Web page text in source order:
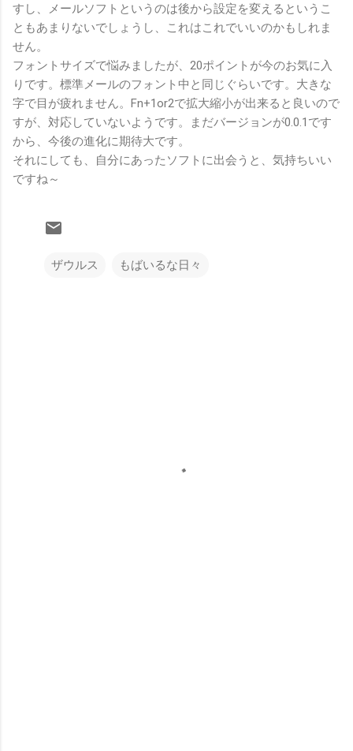
すし、メールソフトというのは後から設定を変えるというこ
ともあまりないでしょうし、これはこれでいいのかもしれま
せん。
フォントサイズで悩みましたが、20ポイントが今のお気に入
りです。標準メールのフォント中と同じぐらいです。大きな
字で目が疲れません。Fn+1or2で拡大縮小が出来ると良いので
すが、対応していないようです。まだバージョンが0.0.1です
から、今後の進化に期待大です。
それにしても、自分にあったソフトに出会うと、気持ちいい
ですね～
ザウルス もばいるな日々